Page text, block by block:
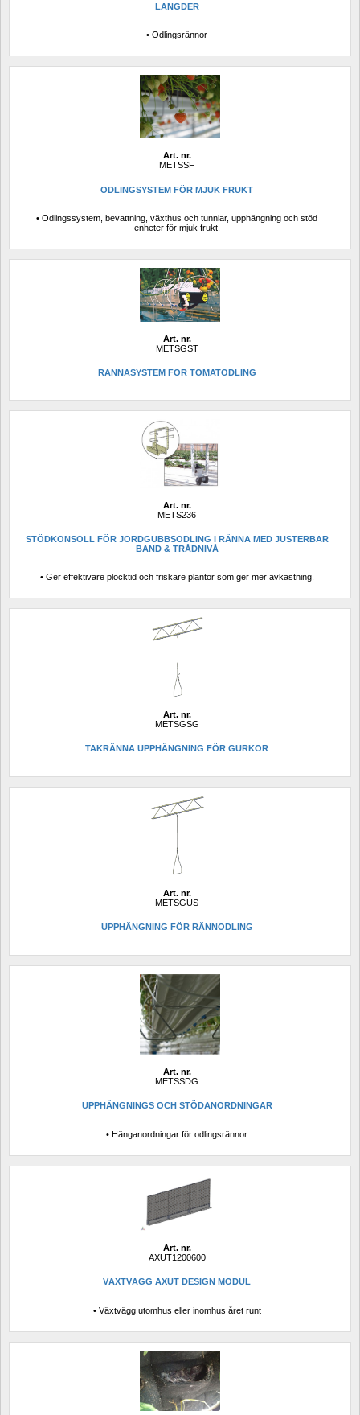
LÄNGDER
• Odlingsrännor
Art. nr.
METSSF
ODLINGSYSTEM FÖR MJUK FRUKT
• Odlingssystem, bevattning, växthus och tunnlar, upphängning och stöd
enheter för mjuk frukt.
Art. nr.
METSGST
RÄNNASYSTEM FÖR TOMATODLING
Art. nr.
METS236
STÖDKONSOLL FÖR JORDGUBBSODLING I RÄNNA MED JUSTERBAR
BAND & TRÅDNIVÅ
• Ger effektivare plocktid och friskare plantor som ger mer avkastning.
Art. nr.
METSGSG
TAKRÄNNA UPPHÄNGNING FÖR GURKOR
Art. nr.
METSGUS
UPPHÄNGNING FÖR RÄNNODLING
Art. nr.
METSSDG
UPPHÄNGNINGS OCH STÖDANORDNINGAR
• Hänganordningar för odlingsrännor
Art. nr.
AXUT1200600
VÄXTVÄGG AXUT DESIGN MODUL
• Växtvägg utomhus eller inomhus året runt